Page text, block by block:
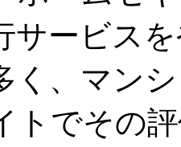
サービス
く、マン
トでその